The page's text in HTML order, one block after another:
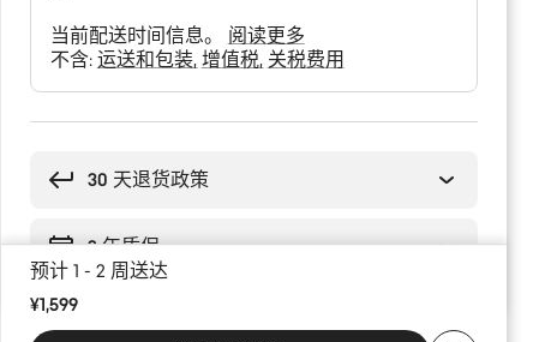
当前配送时间信息。 阅读更多
不含: 运送和包装 增值税 关税费用
30 天退货政策
2 年质保
预计 1 - 2 周送达
¥1,599